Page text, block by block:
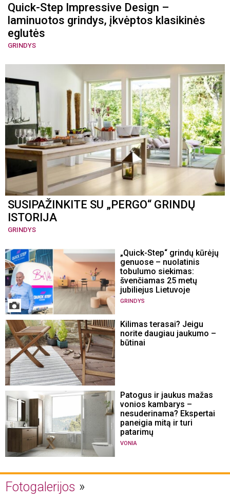
Quick-Step Impressive Design –
laminuotos grindys, įkvėptos klasikinės
eglutės
GRINDYS
SUSIPAŽINKITE SU „PERGO“ GRINDŲ
ISTORIJA
GRINDYS
„Quick-Step“ grindų kūrėjų
genuose – nuolatinis
tobulumo siekimas:
švenčiamas 25 metų
jubiliejus Lietuvoje
GRINDYS
Kilimas terasai? Jeigu
norite daugiau jaukumo –
būtinai
Patogus ir jaukus mažas
vonios kambarys –
nesuderinama? Ekspertai
paneigia mitą ir turi
patarimų
VONIA
Fotogalerijos